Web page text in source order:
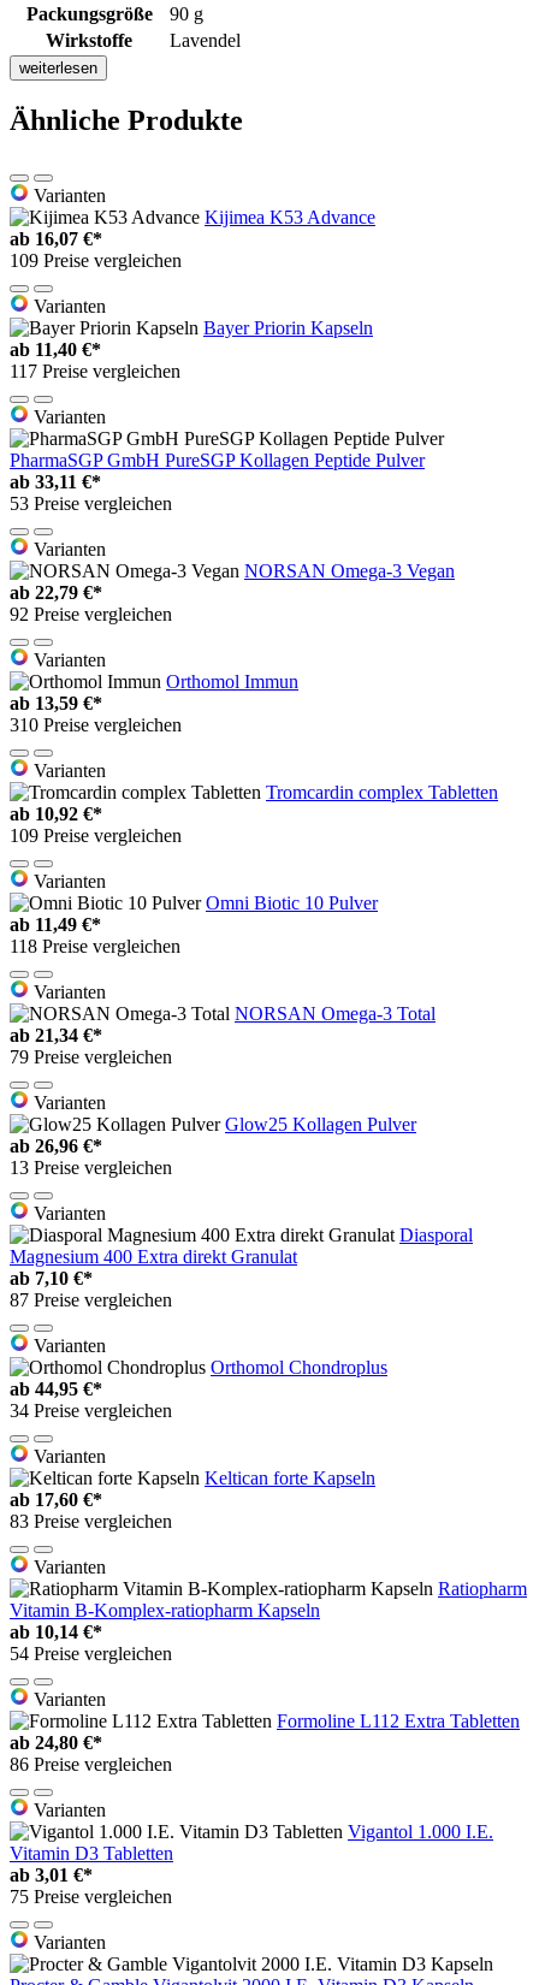
Packungsgröße
90 g
Wirkstoffe
Lavendel
weiterlesen
Ähnliche Produkte
Varianten
Kijimea K53 Advance
ab 16,07 €*
109 Preise vergleichen
Varianten
Bayer Priorin Kapseln
ab 11,40 €*
117 Preise vergleichen
Varianten
PharmaSGP GmbH PureSGP Kollagen Peptide Pulver
ab 33,11 €*
53 Preise vergleichen
Varianten
NORSAN Omega-3 Vegan
ab 22,79 €*
92 Preise vergleichen
Varianten
Orthomol Immun
ab 13,59 €*
310 Preise vergleichen
Varianten
Tromcardin complex Tabletten
ab 10,92 €*
109 Preise vergleichen
Varianten
Omni Biotic 10 Pulver
ab 11,49 €*
118 Preise vergleichen
Varianten
NORSAN Omega-3 Total
ab 21,34 €*
79 Preise vergleichen
Varianten
Glow25 Kollagen Pulver
ab 26,96 €*
13 Preise vergleichen
Varianten
Diasporal
Magnesium 400 Extra direkt Granulat
ab 7,10 €*
87 Preise vergleichen
Varianten
Orthomol Chondroplus
ab 44,95 €*
34 Preise vergleichen
Varianten
Keltican forte Kapseln
ab 17,60 €*
83 Preise vergleichen
Varianten
Ratiopharm
Vitamin B-Komplex-ratiopharm Kapseln
ab 10,14 €*
54 Preise vergleichen
Varianten
Formoline L112 Extra Tabletten
ab 24,80 €*
86 Preise vergleichen
Varianten
Vigantol 1.000 I.E.
Vitamin D3 Tabletten
ab 3,01 €*
75 Preise vergleichen
Varianten